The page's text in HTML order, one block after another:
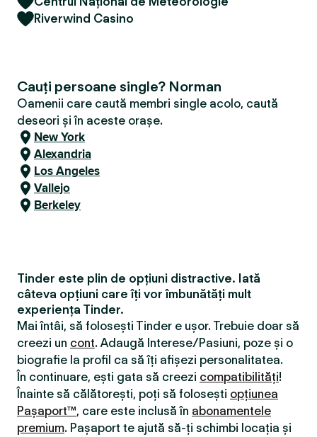
Riverwind Casino
Cauți persoane single? Norman
Oamenii care caută membri single acolo, caută
deseori și în aceste orașe.
New York
Alexandria
Los Angeles
Vallejo
Berkeley
Tinder este plin de opțiuni distractive. Iată
câteva opțiuni care îți vor îmbunătăți mult
experiența Tinder.
Mai întâi, să folosești Tinder e ușor. Trebuie doar să
creezi un cont. Adaugă Interese/Pasiuni, poze și o
biografie la profil ca să îți afișezi personalitatea.
În continuare, ești gata să creezi compatibilităţi!
Înainte să călătorești, poți să folosești opțiunea
Pașaport™, care este inclusă în abonamentele
premium. Pașaport te ajută să-ți schimbi locația și